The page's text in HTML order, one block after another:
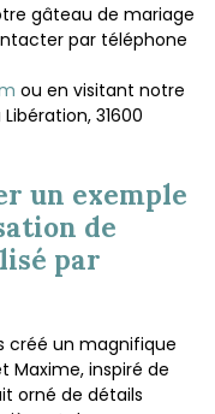
gâteau de mariage
par téléphone
ou en visitant notre
31600
un exemple
de
par
créé un magnifique
Maxime, inspiré de
orné de détails